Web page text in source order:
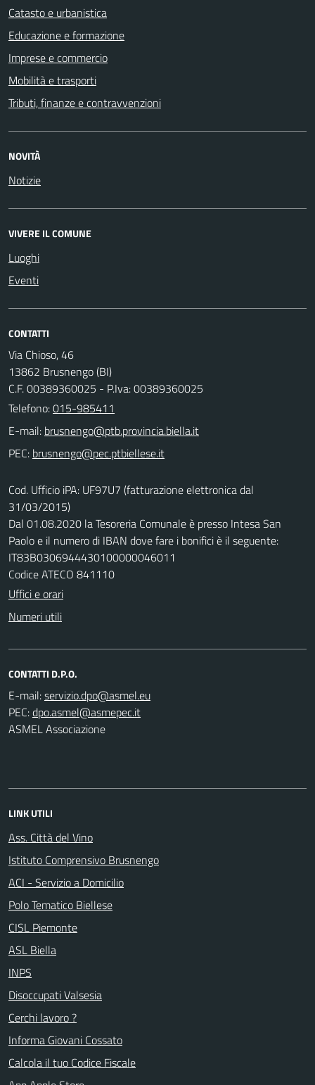
Catasto e urbanistica
Educazione e formazione
Imprese e commercio
Mobilità e trasporti
Tributi, finanze e contravvenzioni
NOVITÀ
Notizie
VIVERE IL COMUNE
Luoghi
Eventi
CONTATTI
Via Chioso, 46
13862 Brusnengo (BI)
C.F. 00389360025 - P.Iva: 00389360025
Telefono:015-985411
E-mail:
PEC:
Cod. Ufficio iPA: UF97U7 (fatturazione elettronica dal
31/03/2015)
Dal 01.08.2020 la Tesoreria Comunale è presso Intesa San
Paolo e il numero di IBAN dove fare i bonifici è il seguente:
IT83B0306944430100000046011
Codice ATECO 841110
Uffici e orari
Numeri utili
CONTATTI D.P.O.
E-mail:
PEC:
ASMEL Associazione
LINK UTILI
Ass. Città del Vino
Istituto Comprensivo Brusnengo
ACI - Servizio a Domicilio
Polo Tematico Biellese
CISL Piemonte
ASL Biella
INPS
Disoccupati Valsesia
Cerchi lavoro ?
Informa Giovani Cossato
Calcola il tuo Codice Fiscale